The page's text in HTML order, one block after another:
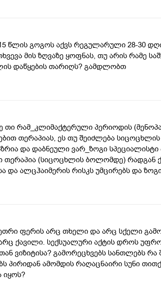
შეგრძნება რამოდენიმე დღე მქონდა.
წინ სხვა ქალაქში გავემგვაზრე და იქ
ფეხმძიმობის? აზრი აქვს განმეორებით
დღე შუალედი.
წლის გოგოს აქვს რეგულარული 28-30
მის ზღვაზე ყოფნას, თუ არის რამე
დაწყების თარიღს? გამდლობთ
თი რამ_კლიმაქტერული პერიოდის
თერაპიას, ეს თუ შეიძლება
და დაბნეული ვარ_ზოგი
თერაპია (სიცოცხლის ბოლომდე) რადგან
და ალცჰაიმერის რისკს უმცირებს და
მითხრათ_დიდი მადლობა
ფერის არც თხელი და არც სქელი
ქავილი. სექსუალური აქტის დროს უფრო
ვიზიტისა? გამორეცხვებს სანთლებს რა
პირიდან ამომდის რაღაცნაირი სუნი
იყოს?